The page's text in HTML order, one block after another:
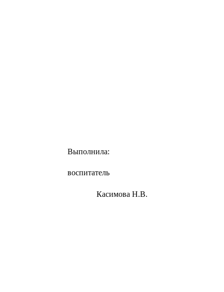
Выполнила:
воспитатель
Касимова Н.В.